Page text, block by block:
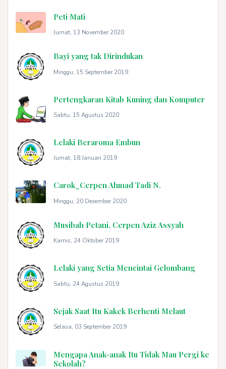
Peti Mati
Jumat, 13 November 2020
Bayi yang tak Dirindukan
Minggu, 15 September 2019
Pertengkaran Kitab Kuning dan Komputer
Sabtu, 15 Agustus 2020
Lelaki Beraroma Embun
Jumat, 18 Januari 2019
Carok_Cerpen Ahmad Tadi N.
Minggu, 20 Desember 2020
Musibah Petani, Cerpen Aziz Assyah
Kamis, 24 Oktober 2019
Lelaki yang Setia Mencintai Gelombang
Sabtu, 24 Agustus 2019
Sejak Saat Itu Kakek Berhenti Melaut
Selasa, 03 September 2019
Mengapa Anak-anak Itu Tidak Mau Pergi ke
Sekolah?